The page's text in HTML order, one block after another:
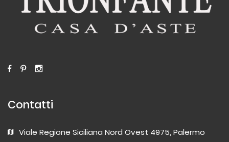
Contatti
Viale Regione Siciliana Nord Ovest 4975, Palermo